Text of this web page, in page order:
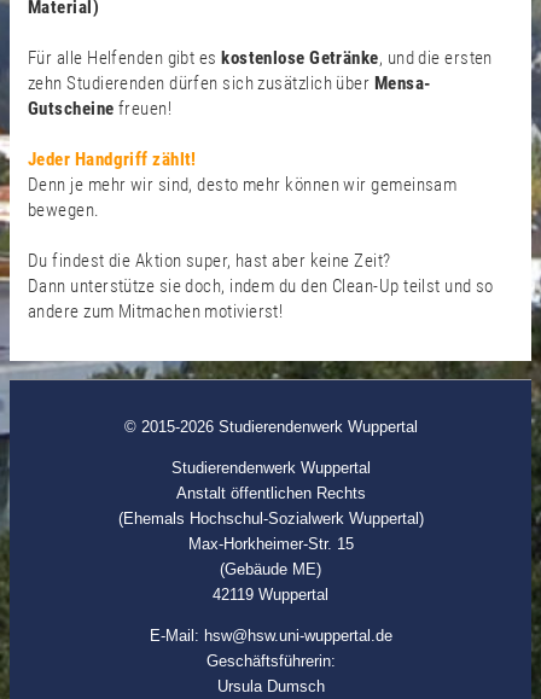
Material)
Für alle Helfenden gibt eskostenlose Getränke, und die ersten
zehn Studierenden dürfen sich zusätzlich über Mensa-
Gutscheine freuen!
Jeder Handgriff zählt!
Denn je mehr wir sind, desto mehr können wir gemeinsam
bewegen.
Du findest die Aktion super, hast aber keine Zeit?
Dann unterstütze sie doch, indem du den Clean-Up teilst und so
andere zum Mitmachen motivierst!
© 2015-2026 Studierendenwerk Wuppertal
Studierendenwerk Wuppertal
Anstalt öffentlichen Rechts
(Ehemals Hochschul-Sozialwerk Wuppertal)
Max-Horkheimer-Str. 15
(Gebäude ME)
42119 Wuppertal
E-Mail: hsw@hsw.uni-wuppertal.de
Geschäftsführerin:
Ursula Dumsch